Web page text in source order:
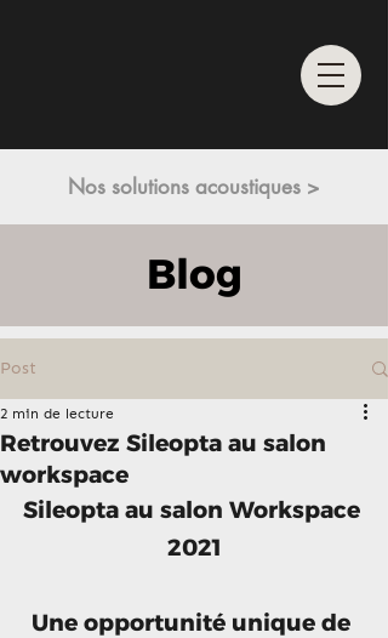
Nos solutions acoustiques >
Blog
Post
Retrouvez Sileopta au salon
workspace
2 min de lecture
Sileopta au salon Workspace
2021
Une opportunité unique de